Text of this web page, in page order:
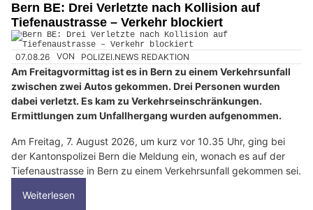
Bern BE: Drei Verletzte nach Kollision auf
Tiefenaustrasse – Verkehr blockiert
07.08.26 VON POLIZEI.NEWS REDAKTION
Am Freitagvormittag ist es in Bern zu einem Verkehrsunfall
zwischen zwei Autos gekommen. Drei Personen wurden
dabei verletzt. Es kam zu Verkehrseinschränkungen.
Ermittlungen zum Unfallhergang wurden aufgenommen.
Am Freitag, 7. August 2026, um kurz vor 10.35 Uhr, ging bei
der Kantonspolizei Bern die Meldung ein, wonach es auf der
Tiefenaustrasse in Bern zu einem Verkehrsunfall gekommen sei.
Weiterlesen